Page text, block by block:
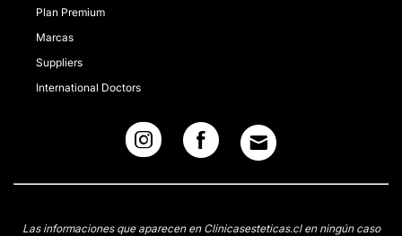
Plan Premium
Marcas
Suppliers
International Doctors
Las informaciones que aparecen en Clinicasesteticas.cl en ningún caso